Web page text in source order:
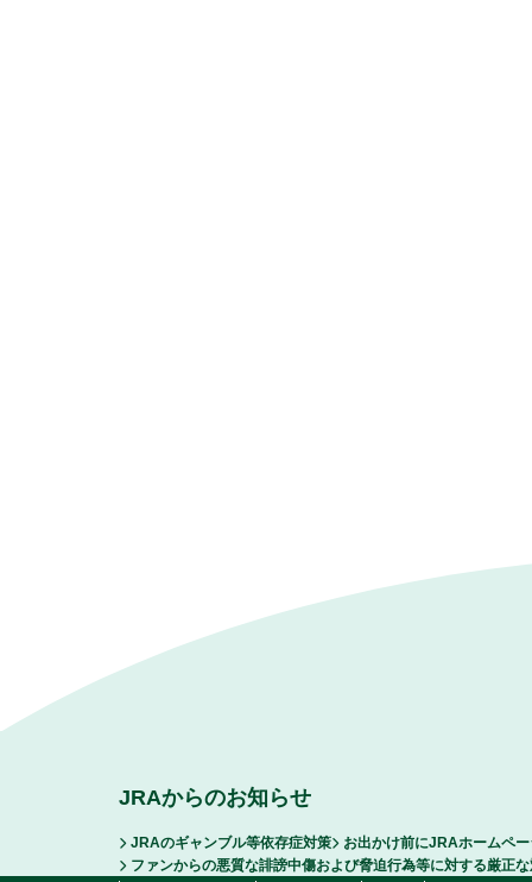
JRAからのお知らせ
JRAのギャンブル等依存症対策
お出かけ前にJRAホームペ
ファンからの悪質な誹謗中傷および脅迫行為等に対する厳正